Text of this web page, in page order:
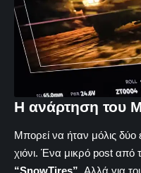
H ανάρτηση του
Μπορεί να ήταν μόλις
χιόνι. Ένα μικρό post από
“SnowTires” . Αλλά για